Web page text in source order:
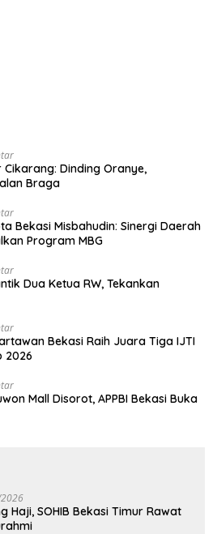
Dinding Oranye,
Braga
Bekasi Misbahudin: Sinergi Daerah
Program MBG
Dua Ketua RW, Tekankan
Bekasi Raih Juara Tiga IJTI
2026
Mall Disorot, APPBI Bekasi Buka
Haji, SOHIB Bekasi Timur Rawat